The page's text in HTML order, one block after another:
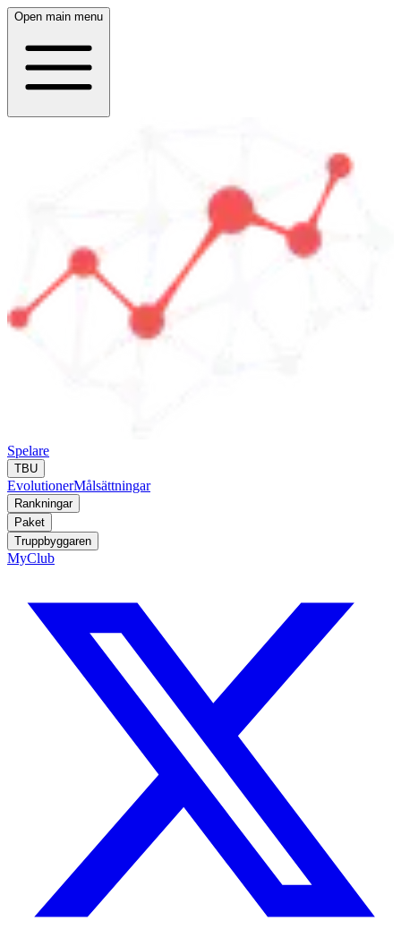
Open main menu
Spelare
TBU
EvolutionerMålsättningar
Rankningar
Paket
Truppbyggaren
MyClub